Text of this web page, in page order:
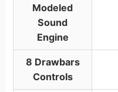
Modeled
Sound
Engine
8 Drawbars
Controls